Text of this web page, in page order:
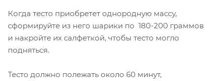
Когда тесто приобретет однородную массу,
сформируйте из него шарики по 180-200 граммов
и накройте их салфеткой, чтобы тесто могло
подняться.
Тесто должно полежать около 60 минут,